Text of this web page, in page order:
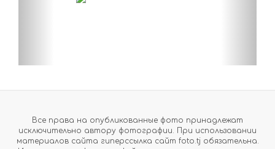
Все права на опубликованные фото принадлежат
исключительно автору фотографии. При использовании
материалов сайта гиперссылка сайт foto.tj обязательна.